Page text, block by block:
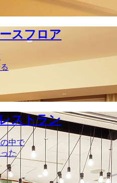
スフロア
ストラン
中で
た